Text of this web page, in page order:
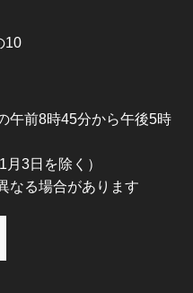
10
午前8時45分から午後5時
3日を除く）
なる場合があります